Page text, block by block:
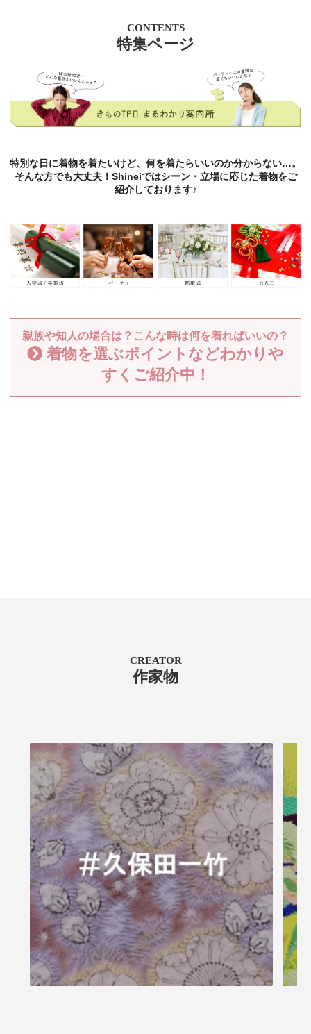
CONTENTS
特集ページ
特別な日に着物を着たいけど、何を着たらいいのか分からない…。
そんな方でも大丈夫！Shineiではシーン・立場に応じた着物をご
紹介しております♪
親族や知人の場合は？こんな時は何を着ればいいの？
着物を選ぶポイントなどわかりや
すくご紹介中！
CREATOR
作家物